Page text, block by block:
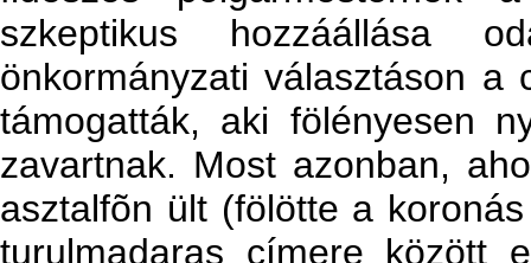
szkeptikus hozzáállása
önkormányzati választáson a
támogatták, aki fölényesen
zavartnak. Most azonban,
asztalfõn ült (fölötte a
turulmadaras címere között